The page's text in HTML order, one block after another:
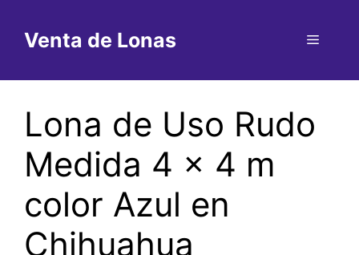
contenido
Venta de Lonas Menú
Lona de Uso Rudo
Medida 4 x 4 m
color Azul en
Chihuahua